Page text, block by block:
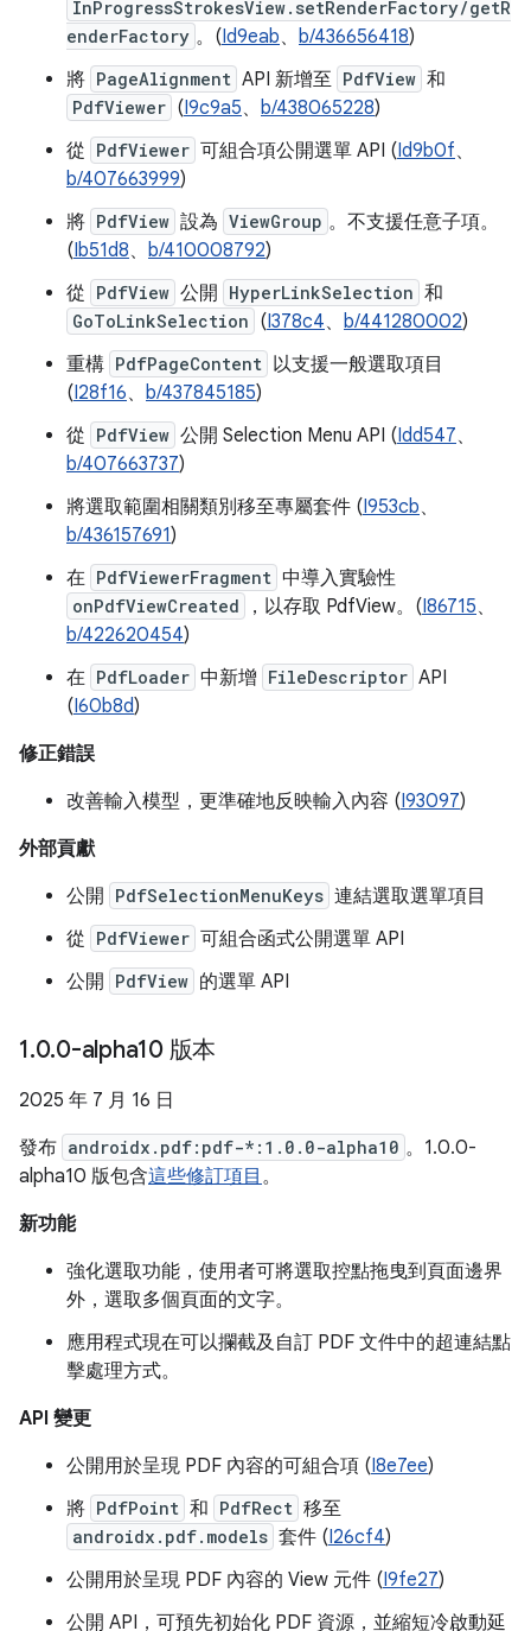
InProgressStrokesView.setRenderFactory/getR
enderFactory 。(Id9eab、 b/436656418)
將 PageAlignment API 新增至 PdfView 和
PdfViewer (I9c9a5、 b/438065228)
從 PdfViewer 可組合項公開選單 API (Id9b0f、
b/407663999)
將 PdfView 設為 ViewGroup 。不支援任意子項。
(Ib51d8、 b/410008792)
從 PdfView 公開 HyperLinkSelection 和
GoToLinkSelection (I378c4、 b/441280002)
重構 PdfPageContent 以支援一般選取項目
(I28f16、 b/437845185)
從 PdfView 公開 Selection Menu API (Idd547、
b/407663737)
將選取範圍相關類別移至專屬套件 (I953cb、
b/436157691)
在 PdfViewerFragment 中導入實驗性
onPdfViewCreated ，以存取 PdfView。(I86715、
b/422620454)
在 PdfLoader 中新增 FileDescriptor API
(I60b8d)
修正錯誤
改善輸入模型，更準確地反映輸入內容 (I93097)
外部貢獻
公開
PdfSelectionMenuKeys 連結選取選單項目
從 PdfViewer 可組合函式公開選單 API
公開
PdfView 的選單 API
1.0.0-alpha10 版本
2025 年 7 月 16 日
發布 androidx.pdf:pdf-*:1.0.0-alpha10 。1.0.0-
alpha10 版包含這些修訂項目 。
新功能
強化選取功能，使用者可將選取控點拖曳到頁面邊界
外，選取多個頁面的文字。
應用程式現在可以攔截及自訂 PDF 文件中的超連結點
擊處理方式。
API 變更
公開用於呈現 PDF 內容的可組合項 (I8e7ee)
將 PdfPoint 和 PdfRect 移至
androidx.pdf.models 套件 (I26cf4)
公開用於呈現 PDF 內容的 View 元件 (I9fe27)
公開 API，可預先初始化 PDF 資源，並縮短冷啟動延